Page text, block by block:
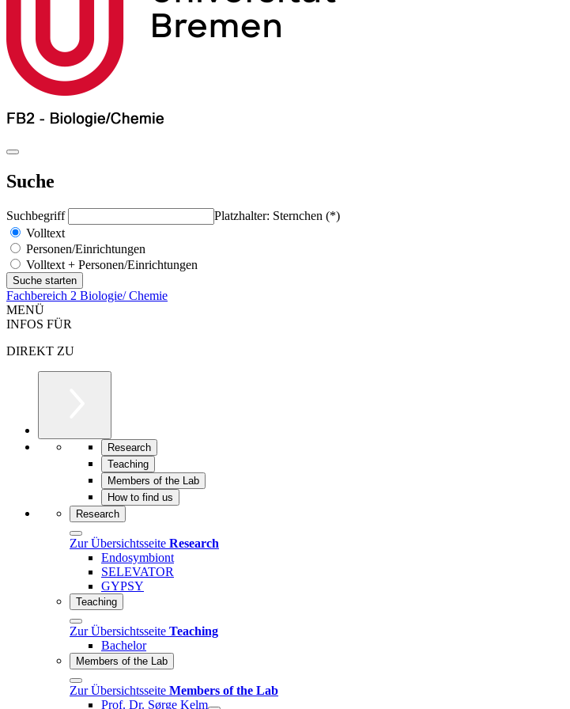
Suche
Suchbegriff
Platzhalter: Sternchen (*)
Volltext
Personen/Einrichtungen
Volltext + Personen/Einrichtungen
Fachbereich 2 Biologie/ Chemie
MENÜ
INFOS FÜR
DIREKT ZU
Research
Teaching
Members of the Lab
How to find us
Research
Zur Übersichtsseite Research
Endosymbiont
SELEVATOR
GYPSY
Teaching
Zur Übersichtsseite Teaching
Bachelor
Members of the Lab
Zur Übersichtsseite Members of the Lab
Prof. Dr. Sørge Kelm